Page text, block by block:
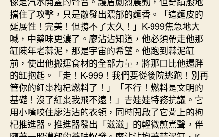
擋住了攻擊，只是散發出濃郁的麵香。「這麵皮的
延展性！完美！但撐不了太久！」K-999焦急地大
喊，中藥味更濃了。廖沾沾知道，他必須帶走他那
缸陳年老蒜泥，那是宇宙的希望。他跑到蒜泥缸
前，使出他搬運食材的全部力量，將那口比他還胖
的缸抱起。「走！K-999！我們要從後院逃跑！別再
管你的紅棗枸杞燃料了！」「不行！燃料是文明的
基礎！沒了紅棗我飛不遠！」吉娃娃特務抗議。它
用小嘴咬住廖沾沾的衣領，同時開啟了它背上的枸
杞推進器。推進器發出「滋滋」的輕微煎煮聲，伴